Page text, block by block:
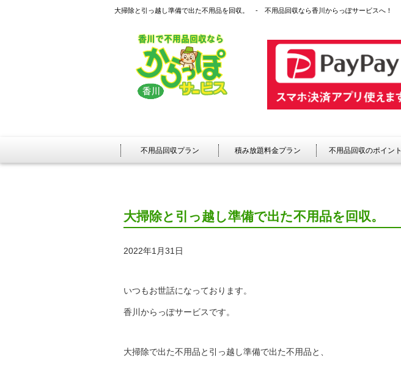
大掃除と引っ越し準備で出た不用品を回収。 - 不用品回収なら香川からっぽサービスへ！
不用品回収プラン 積み放題料金プラン 不用品回収のポイント
大掃除と引っ越し準備で出た不用品を回収。
2022年1月31日
いつもお世話になっております。
香川からっぽサービスです。
大掃除で出た不用品と引っ越し準備で出た不用品と、